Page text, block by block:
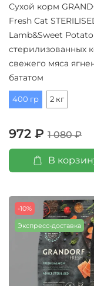
Сухой корм
Fresh Cat
Lamb&Sweet
стерилизованных
свежего мяса
бататом
400 гр 2 кг
972 ₽ 1 080 ₽
В
-10%
Экспресс-доставка